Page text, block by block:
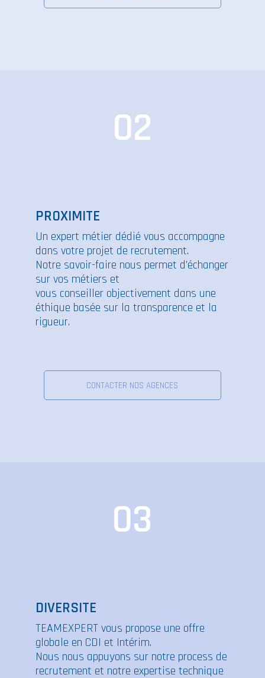
02
PROXIMITE
Un expert métier dédié vous accompagne
dans votre projet de recrutement.
Notre savoir-faire nous permet d’échanger
sur vos métiers et
vous conseiller objectivement dans une
éthique basée sur la transparence et la
rigueur.
CONTACTER NOS AGENCES
03
DIVERSITE
TEAMEXPERT vous propose une offre
globale en CDI et Intérim.
Nous nous appuyons sur notre process de
recrutement et notre expertise technique